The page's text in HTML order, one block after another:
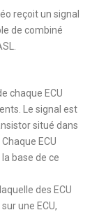
reçoit un signal
de combiné
chaque ECU
Le signal est
situé dans
ECU
base de ce
des ECU
une ECU,